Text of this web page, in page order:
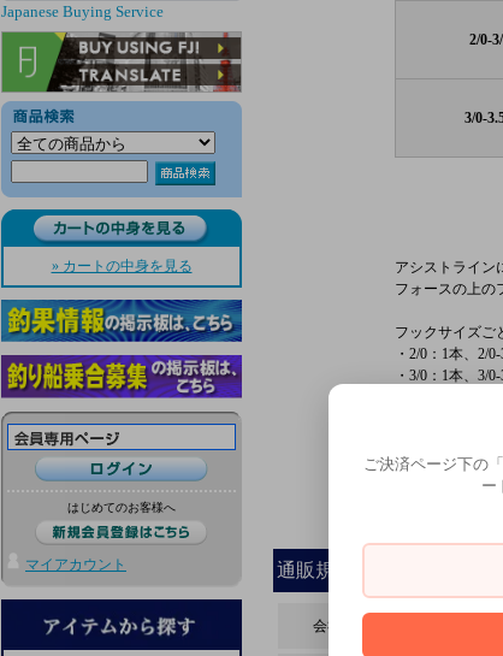
Japanese Buying Service
» カートの中身を見る
はじめてのお客様へ
マイアカウント
2/0-
3/0-
アシストライン
フォースの上の
フックサイズご
・2/0：1本、2/
・3/0：1本、3/
2/0のみは単品
通販規約
会社名 株式会社 ス
ご決済ページ下の
ー